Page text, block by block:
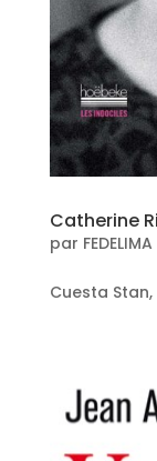
Catherine
par FEDELIMA
Cuesta Stan,